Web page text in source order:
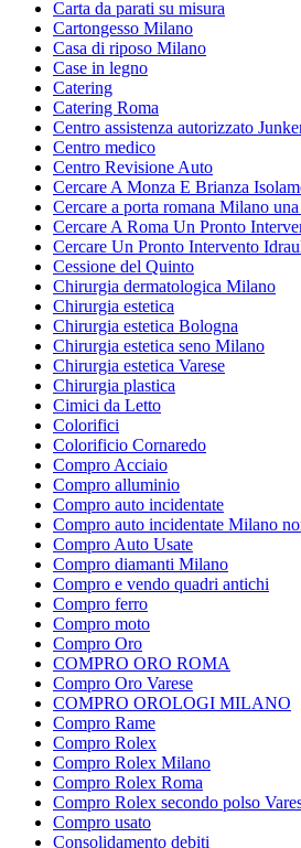
Carta da parati su misura
Cartongesso Milano
Casa di riposo Milano
Case in legno
Catering
Catering Roma
Centro assistenza autorizzato
Centro medico
Centro Revisione Auto
Cercare A Monza E Brianza
Cercare a porta romana Milano
Cercare A Roma Un Pronto
Cercare Un Pronto Intervento
Cessione del Quinto
Chirurgia dermatologica Milano
Chirurgia estetica
Chirurgia estetica Bologna
Chirurgia estetica seno Milano
Chirurgia estetica Varese
Chirurgia plastica
Cimici da Letto
Colorifici
Colorificio Cornaredo
Compro Acciaio
Compro alluminio
Compro auto incidentate
Compro auto incidentate Milano
Compro Auto Usate
Compro diamanti Milano
Compro e vendo quadri antichi
Compro ferro
Compro moto
Compro Oro
COMPRO ORO ROMA
Compro Oro Varese
COMPRO OROLOGI MILANO
Compro Rame
Compro Rolex
Compro Rolex Milano
Compro Rolex Roma
Compro Rolex secondo polso
Compro usato
Consolidamento debiti